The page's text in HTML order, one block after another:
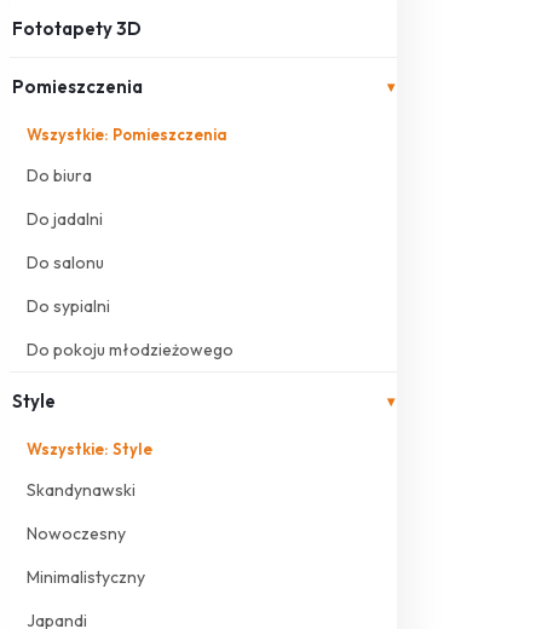
Fototapety 3D
Pomieszczenia ▾
Wszystkie: Pomieszczenia
Do biura
Do jadalni
Do salonu
Do sypialni
Do pokoju młodzieżowego
Style ▾
Wszystkie: Style
Skandynawski
Nowoczesny
Minimalistyczny
Japandi